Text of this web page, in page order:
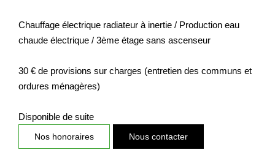
CONTACT
Chauffage électrique radiateur à inertie / Production eau
chaude électrique / 3ème étage sans ascenseur
30 € de provisions sur charges (entretien des communs et
ordures ménagères)
Disponible de suite
Nos honoraires Nous contacter